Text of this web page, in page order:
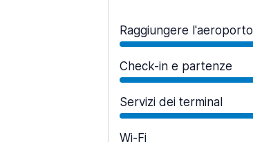
Raggiungere l'aeroporto
Check-in e partenze
Servizi dei terminal
Wi-Fi